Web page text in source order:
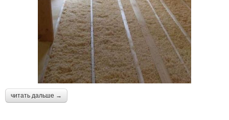
читать дальше →